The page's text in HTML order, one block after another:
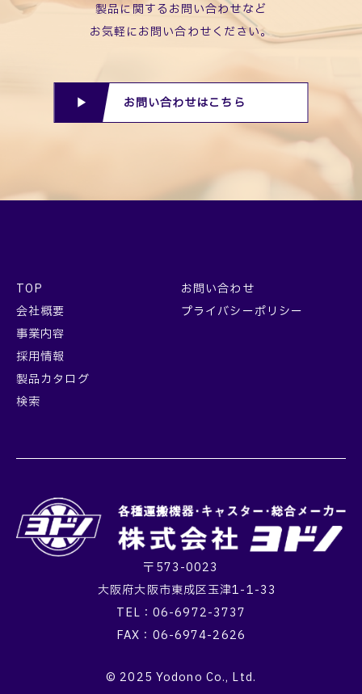
製品に関するお問い合わせなど
お気軽にお問い合わせください。
お問い合わせはこちら
TOP
会社概要
事業内容
採用情報
製品カタログ
検索
お問い合わせ
プライバシーポリシー
〒573-0023
大阪府大阪市東成区玉津1-1-33
TEL：06-6972-3737
FAX：06-6974-2626
© 2025 Yodono Co., Ltd.